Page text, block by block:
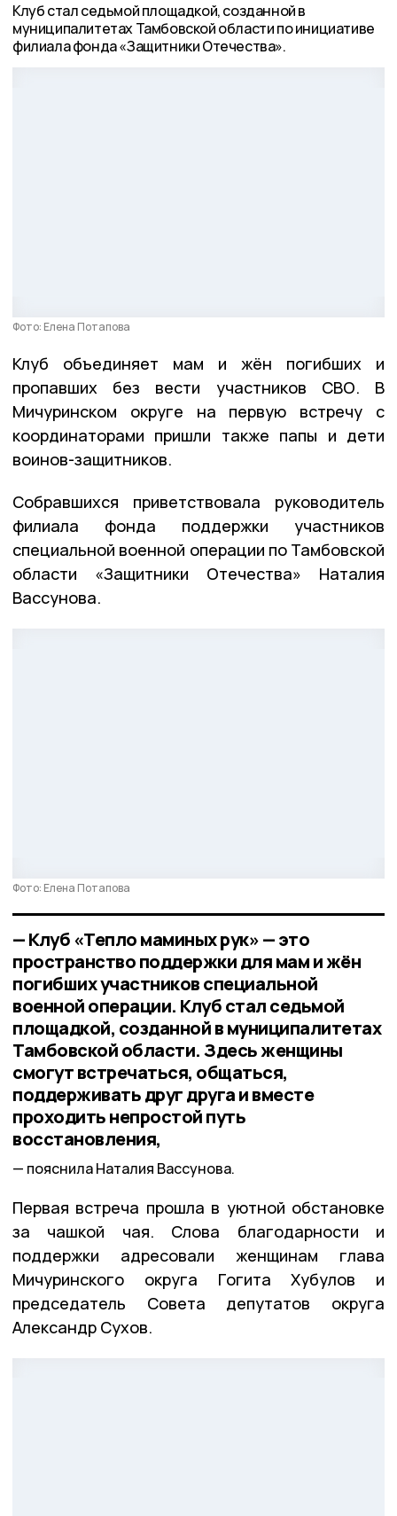
Клуб стал седьмой площадкой, созданной в
муниципалитетах Тамбовской области по инициативе
филиала фонда «Защитники Отечества».
Фото: Елена Потапова
Клуб объединяет мам и жён погибших и
пропавших без вести участников СВО. В
Мичуринском округе на первую встречу с
координаторами пришли также папы и дети
воинов-защитников.
Собравшихся приветствовала руководитель
филиала фонда поддержки участников
специальной военной операции по Тамбовской
области «Защитники Отечества» Наталия
Вассунова.
Фото: Елена Потапова
— Клуб «Тепло маминых рук» — это
пространство поддержки для мам и жён
погибших участников специальной
военной операции. Клуб стал седьмой
площадкой, созданной в муниципалитетах
Тамбовской области. Здесь женщины
смогут встречаться, общаться,
поддерживать друг друга и вместе
проходить непростой путь
восстановления,
пояснила Наталия Вассунова.
Первая встреча прошла в уютной обстановке
за чашкой чая. Слова благодарности и
поддержки адресовали женщинам глава
Мичуринского округа Гогита Хубулов и
председатель Совета депутатов округа
Александр Сухов.